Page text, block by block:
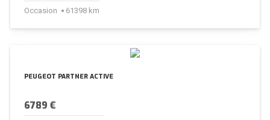
Occasion 61398 km
PEUGEOT PARTNER ACTIVE
6789 €